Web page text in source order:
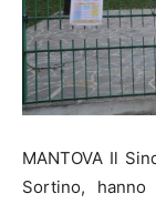
MANTOVA Il
Sortino,